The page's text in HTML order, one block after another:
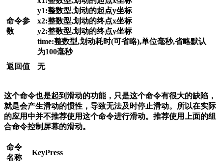
命令参
数
y1:整数型,划动的起点y坐标
x2:整数型,划动的终点x坐标
y2:整数型,划动的终点y坐标
time:整数型,划动耗时(可省略),单位毫秒,省略默认
为100毫秒
返回值
无
这个命令也是起到滑动的功能，只是这个命令有很大的缺陷，
就是会产生滑动的惯性，导致无法及时停止滑动。所以在实际
的应用中并不推荐使用这个命令进行滑动。推荐使用上面的组
合命令控制屏幕的滑动。
命令
名称
KeyPress